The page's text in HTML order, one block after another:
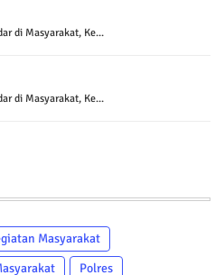
di Masyarakat, Ke...
di Masyarakat, Ke...
Masyarakat
Polres